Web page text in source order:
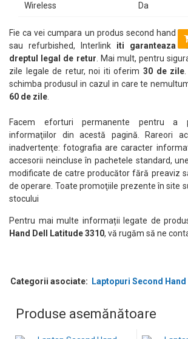
Wireless Da
Fie ca vei cumpara un produs second hand
sau refurbished, Interlink iti garanteaza
dreptul legal de retur. Mai mult, pentru
zile legale de retur, noi iti oferim30 de zile
schimba produsul in cazul in care te
60 de zile.
Facem eforturi permanente pentru a
informaţiilor din acestă pagină. Rareori
inadvertenţe: fotografia are caracter
accesorii neincluse în pachetele standard,
modificate de catre producător fără preaviz
de operare. Toate promoţiile prezente în site
stocului
Pentru mai multe informații legate de
Hand Dell Latitude 3310, vă rugăm să ne
Categorii asociate: Laptopuri Second Hand
Produse asemănătoare